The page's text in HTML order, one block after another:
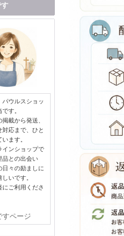
パウルスショッ
す。
載から発送、
対応まで、ひと
ます。
インショップで
品との出会い
日々の励ましに
いです。
にご利用くださ
すページ